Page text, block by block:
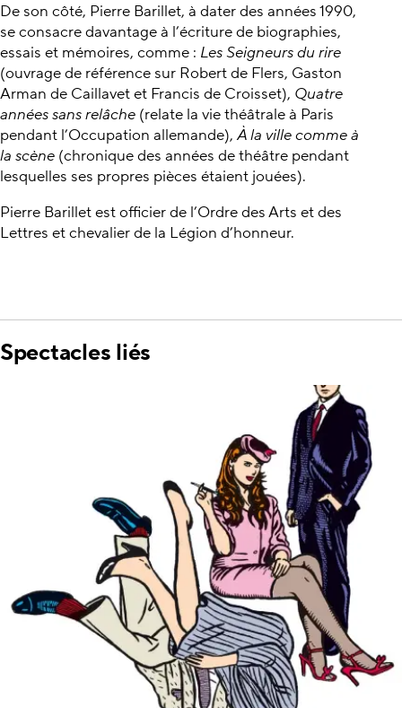
De son côté, Pierre Barillet, à dater des années 1990,
se consacre davantage à l’écriture de biographies,
essais et mémoires, comme : Les Seigneurs du rire
(ouvrage de référence sur Robert de Flers, Gaston
Arman de Caillavet et Francis de Croisset), Quatre
années sans relâche (relate la vie théâtrale à Paris
pendant l’Occupation allemande),À la ville comme à
la scène (chronique des années de théâtre pendant
lesquelles ses propres pièces étaient jouées).
Pierre Barillet est officier de l’Ordre des Arts et des
Lettres et chevalier de la Légion d’honneur.
Spectacles liés